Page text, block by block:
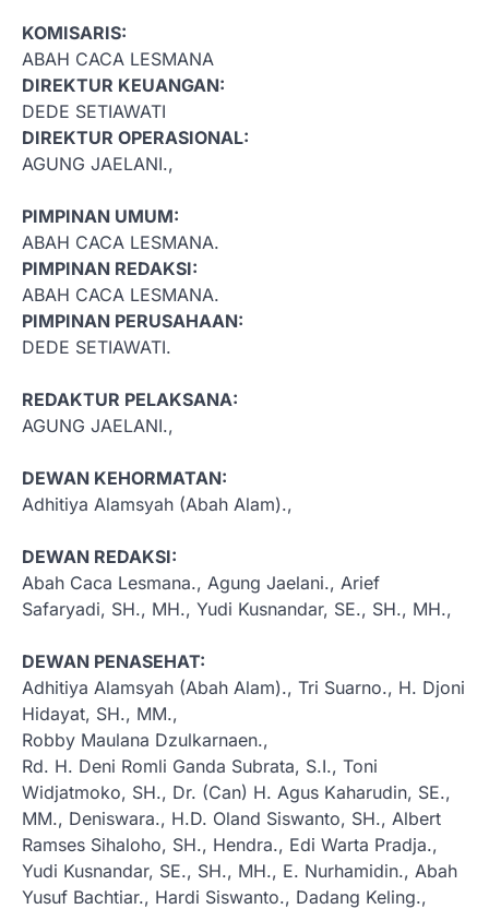
KOMISARIS:
ABAH CACA LESMANA
DIREKTUR KEUANGAN:
DEDE SETIAWATI
DIREKTUR OPERASIONAL:
AGUNG JAELANI.,
PIMPINAN UMUM:
ABAH CACA LESMANA.
PIMPINAN REDAKSI:
ABAH CACA LESMANA.
PIMPINAN PERUSAHAAN:
DEDE SETIAWATI.
REDAKTUR PELAKSANA:
AGUNG JAELANI.,
DEWAN KEHORMATAN:
Adhitiya Alamsyah (Abah Alam).,
DEWAN REDAKSI:
Abah Caca Lesmana., Agung Jaelani., Arief
Safaryadi, SH., MH., Yudi Kusnandar, SE., SH., MH.,
DEWAN PENASEHAT:
Adhitiya Alamsyah (Abah Alam)., Tri Suarno., H. Djoni
Hidayat, SH., MM.,
Robby Maulana Dzulkarnaen.,
Rd. H. Deni Romli Ganda Subrata, S.I., Toni
Widjatmoko, SH., Dr. (Can) H. Agus Kaharudin, SE.,
MM., Deniswara., H.D. Oland Siswanto, SH., Albert
Ramses Sihaloho, SH., Hendra., Edi Warta Pradja.,
Yudi Kusnandar, SE., SH., MH., E. Nurhamidin., Abah
Yusuf Bachtiar., Hardi Siswanto., Dadang Keling.,